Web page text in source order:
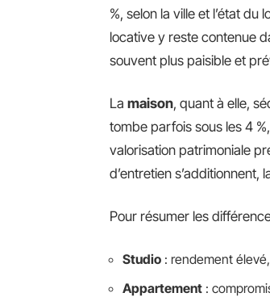
%, selon la ville et l’état
locative y reste contenue
souvent plus paisible et
La maison, quant à elle,
tombe parfois sous les 4
valorisation patrimoniale
d’entretien
Pour résumer les
Studio : rendement
Appartement :